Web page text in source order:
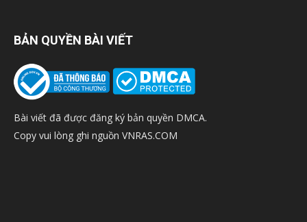
BẢN QUYỀN BÀI VIẾT
Bài viết đã được đăng ký bản quyền DMCA.
Copy vui lòng ghi nguồn VNRAS.COM